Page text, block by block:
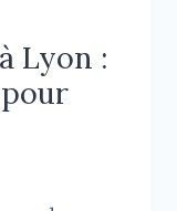
Lyon :